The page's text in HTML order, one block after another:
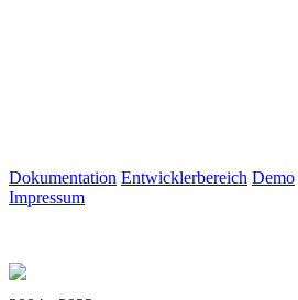
Dokumentation Entwicklerbereich Demo
Impressum